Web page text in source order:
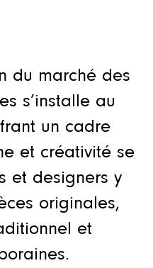
du marché des
s’installe au
un cadre
et créativité se
et designers y
originales,
et